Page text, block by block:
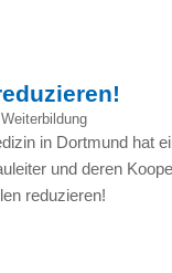
Weiterbildung
in Dortmund hat
und deren
reduzieren!